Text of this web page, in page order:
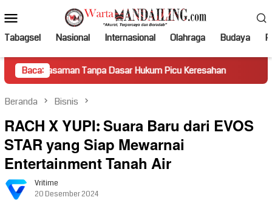
ke
kontenMobile
Tabagsel Nasional Internasional Olahraga Budaya
Baca:
Tanpa Dasar Hukum Picu Keresahan Truk Miring
Beranda Bisnis
RACH X YUPI: Suara Baru dari EVOS
STAR yang Siap Mewarnai
Entertainment Tanah Air
Vritime
20 Desember 2024